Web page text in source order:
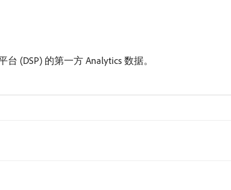
(DSP) 的第一方 Analytics 数据。